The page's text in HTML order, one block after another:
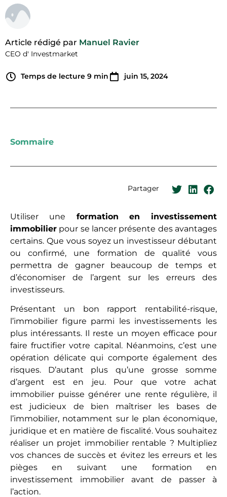
Article rédigé par Manuel Ravier
CEO d' Investmarket
Temps de lecture 9 min juin 15, 2024
Sommaire
Partager
Utiliser une formation en investissement
immobilier pour se lancer présente des avantages
certains. Que vous soyez un investisseur débutant
ou confirmé, une formation de qualité vous
permettra de gagner beaucoup de temps et
d’économiser de l’argent sur les erreurs des
investisseurs.
Présentant un bon rapport rentabilité-risque,
l’immobilier figure parmi les investissements les
plus intéressants. Il reste un moyen efficace pour
faire fructifier votre capital. Néanmoins, c’est une
opération délicate qui comporte également des
risques. D’autant plus qu’une grosse somme
d’argent est en jeu. Pour que votre achat
immobilier puisse générer une rente régulière, il
est judicieux de bien maîtriser les bases de
l’immobilier, notamment sur le plan économique,
juridique et en matière de fiscalité. Vous souhaitez
réaliser un projet immobilier rentable ? Multipliez
vos chances de succès et évitez les erreurs et les
pièges en suivant une formation en
investissement immobilier avant de passer à
l’action.